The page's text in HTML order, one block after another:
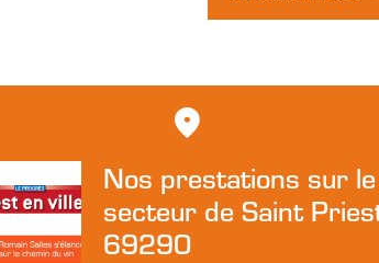
Nos prestations sur le
secteur de Saint
69290